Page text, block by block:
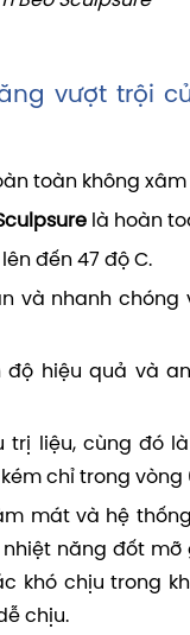
vượt trội
toàn không
là hoàn
đến 47 độ C.
và nhanh chóng
độ hiệu quả và
trị liệu, cùng đó
chỉ trong
mát và hệ
năng đốt mỡ
khó chịu trong
chịu.